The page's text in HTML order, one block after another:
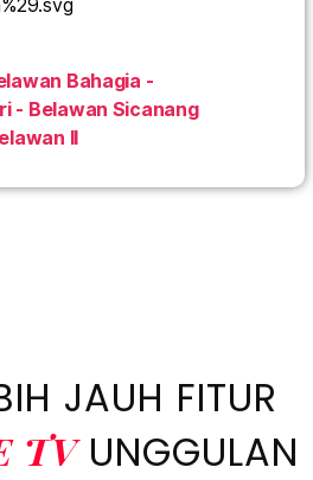
Bahagia -
- Belawan Sicanang
II
JAUH FITUR
TVUNGGULAN